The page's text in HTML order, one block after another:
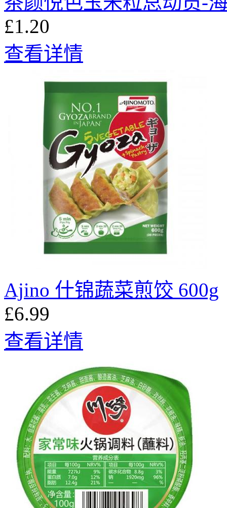
£1.20
查看详情
Ajino 什锦蔬菜煎饺 600g
£6.99
查看详情